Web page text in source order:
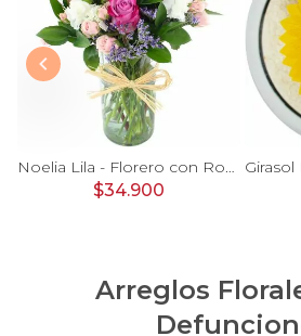
Noelia Lila - Florero con Rosas, mini rosas, mini claveles y limonium
$34.900
Arreglos